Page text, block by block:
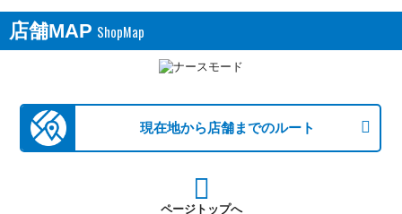
店舗MAP
現在地から店舗までのルート
ページトップへ